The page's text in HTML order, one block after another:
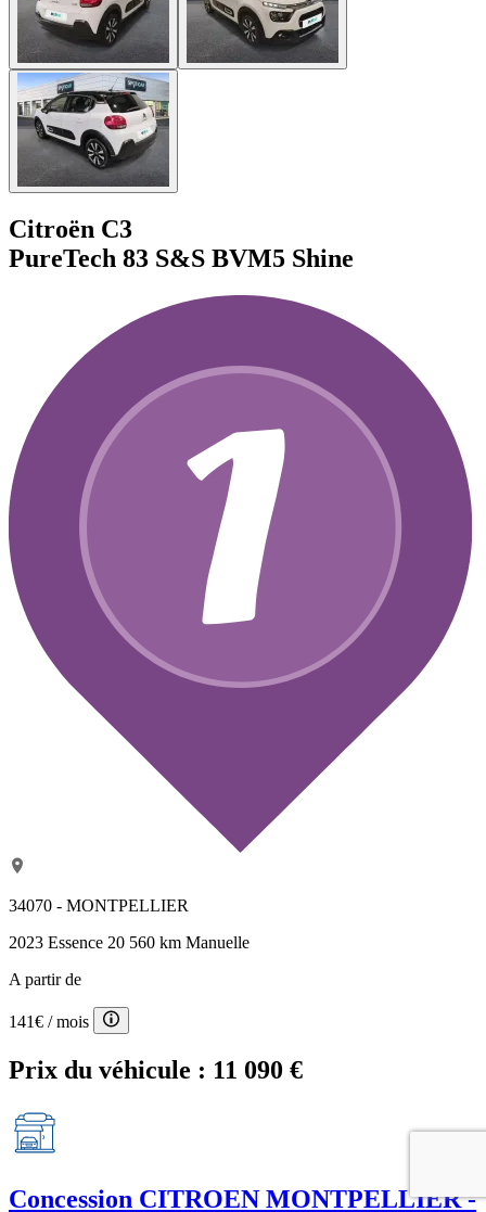
Citroën C3
PureTech 83 S&S BVM5 Shine
34070 - MONTPELLIER
2023 Essence 20 560 km Manuelle
A partir de
141€ / mois
Prix du véhicule : 11 090 €
Concession CITROEN MONTPELLIER -